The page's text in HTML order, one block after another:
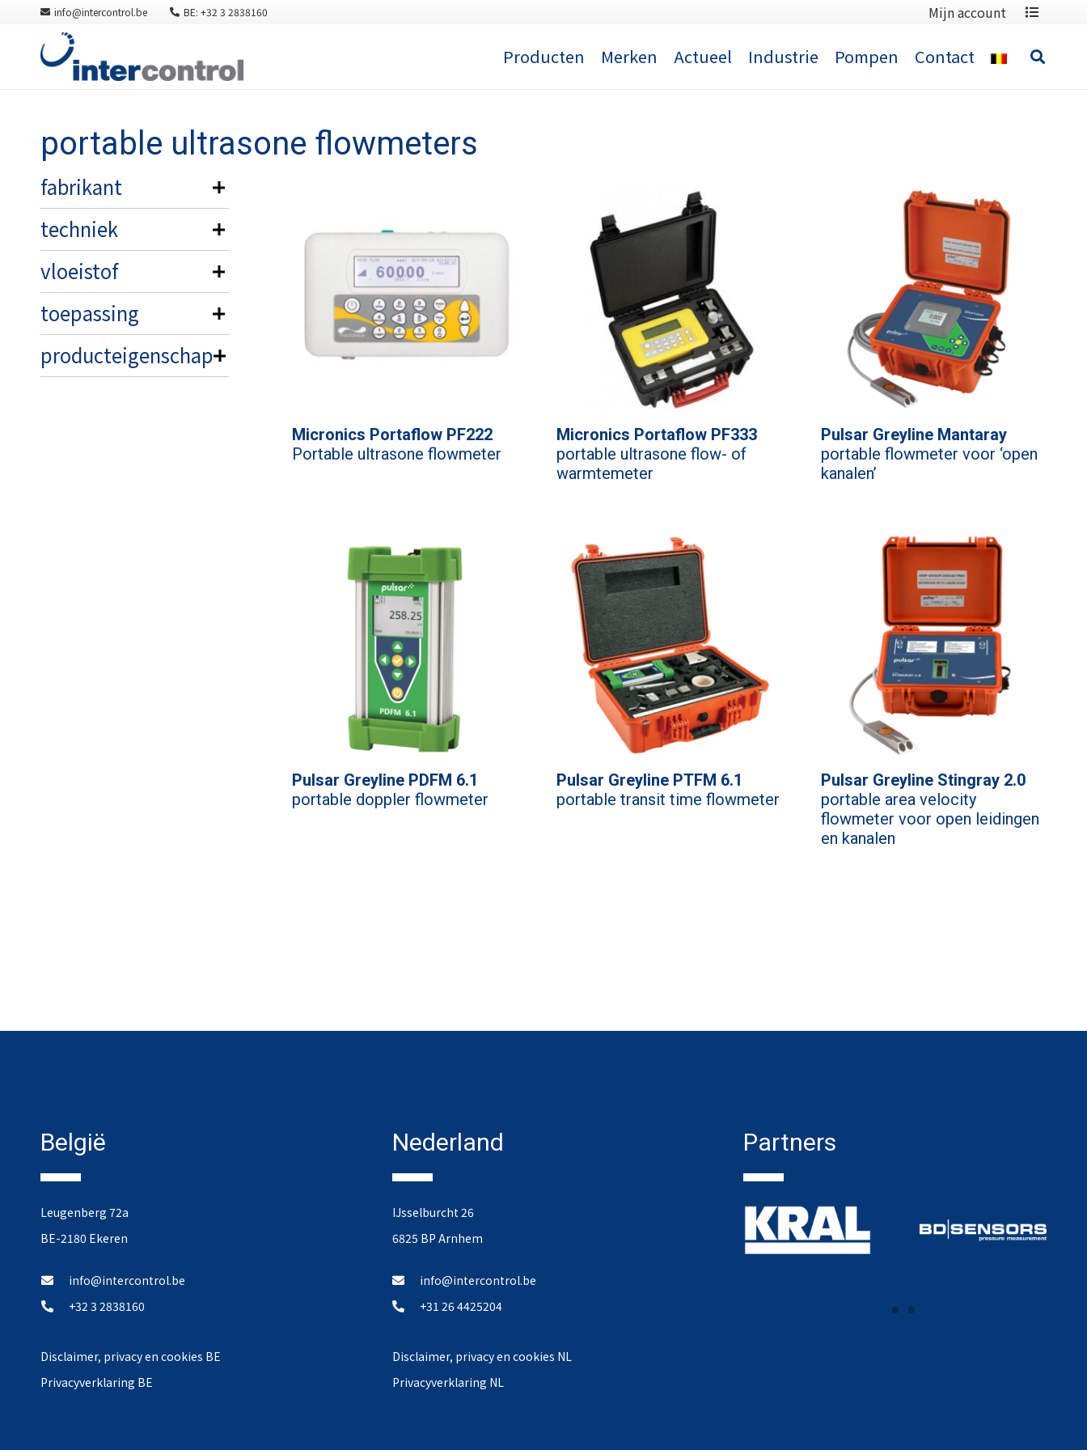
info@intercontrol.be BE: +32 3 2838160 Mijn account
Producten Merken Actueel Industrie Pompen Contact
portable ultrasone flowmeters
fabrikant
techniek
vloeistof
toepassing
producteigenschap
Micronics Portaflow PF222
Portable ultrasone flowmeter
Micronics Portaflow PF333
portable ultrasone flow- of
warmtemeter
Pulsar Greyline Mantaray
portable flowmeter voor ‘open
kanalen’
Pulsar Greyline PDFM 6.1
portable doppler flowmeter
Pulsar Greyline PTFM 6.1
portable transit time flowmeter
Pulsar Greyline Stingray 2.0
portable area velocity
flowmeter voor open leidingen
en kanalen
België
Leugenberg 72a
BE-2180 Ekeren
info@intercontrol.be
+32 3 2838160
Disclaimer, privacy en cookies BE
Privacyverklaring BE
Nederland
IJsselburcht 26
6825 BP Arnhem
info@intercontrol.be
+31 26 4425204
Disclaimer, privacy en cookies NL
Privacyverklaring NL
Partners